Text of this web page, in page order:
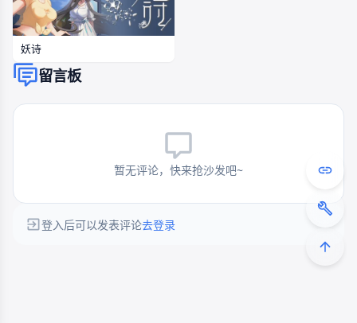
妖诗
留言板
暂无评论，快来抢沙发吧~
登入后可以发表评论去登录